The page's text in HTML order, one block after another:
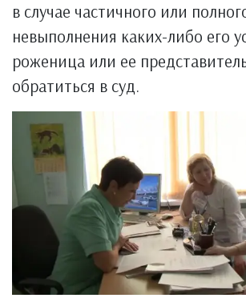
в случае частичного или
невыполнения каких-либо его
роженица или ее
обратиться в суд.